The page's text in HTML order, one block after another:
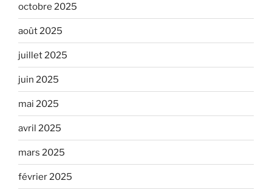
octobre 2025
août 2025
juillet 2025
juin 2025
mai 2025
avril 2025
mars 2025
février 2025